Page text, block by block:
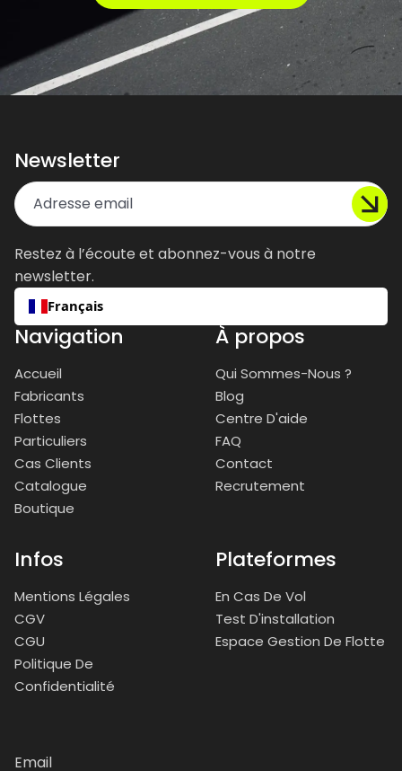
Newsletter
Restez à l’écoute et abonnez-vous à notre
newsletter.
Français
Navigation
Accueil
Fabricants
Flottes
Particuliers
Cas Clients
Catalogue
Boutique
À propos
Qui Sommes-Nous ?
Blog
Centre D'aide
FAQ
Contact
Recrutement
Infos
Mentions Légales
CGV
CGU
Politique De
Confidentialité
Plateformes
En Cas De Vol
Test D'installation
Espace Gestion De Flotte
Email